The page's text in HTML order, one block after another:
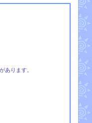
あります。